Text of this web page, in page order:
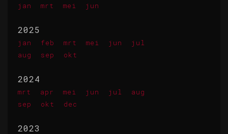
jan mrt mei jun
2025
jan feb mrt mei jun
jul
aug
sep okt
2024
mrt apr mei jun jul
aug
sep
okt dec
2023